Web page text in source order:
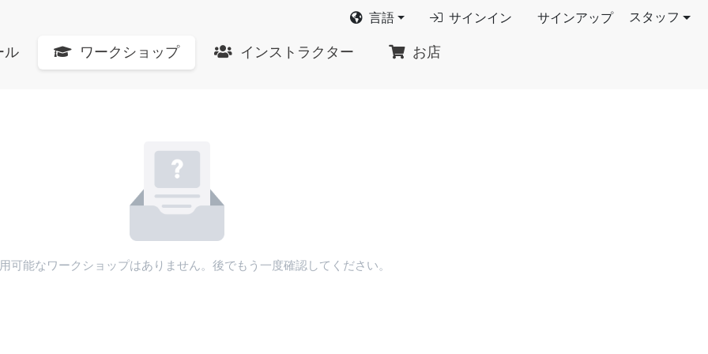
言語 サインイン サインアップ スタッフ
ル ワークショップ インストラクター お店
可能なワークショップはありません。後でもう一度確認してください。